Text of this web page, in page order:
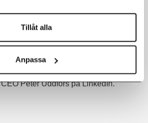
Tillåt alla
Anpassa
på
här på vår webb under
Insights
Peter Uddfors på LinkedIn.